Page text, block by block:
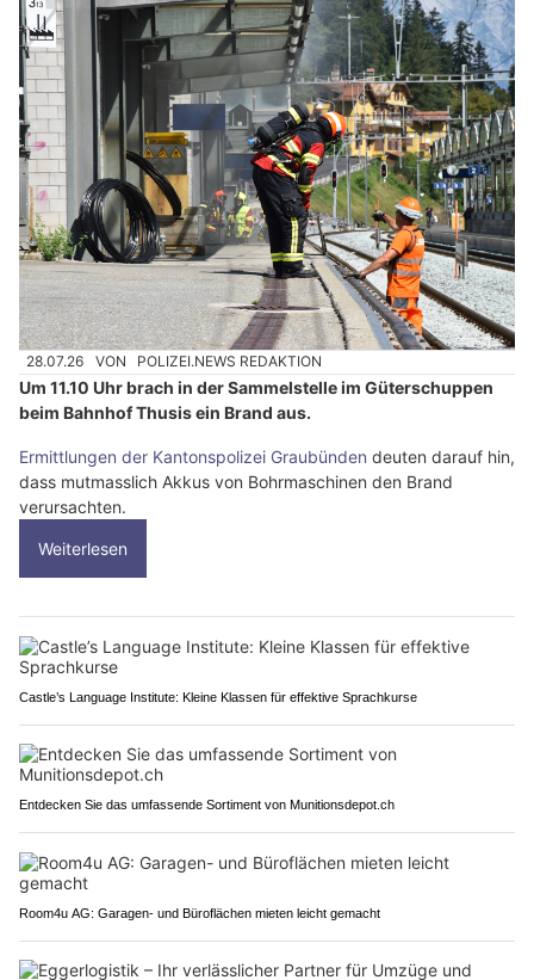
28.07.26 VON POLIZEI.NEWS REDAKTION
Um 11.10 Uhr brach in der Sammelstelle im Güterschuppen
beim Bahnhof Thusis ein Brand aus.
Ermittlungen der Kantonspolizei Graubünden deuten darauf hin,
dass mutmasslich Akkus von Bohrmaschinen den Brand
verursachten.
Weiterlesen
Castle’s Language Institute: Kleine Klassen für effektive Sprachkurse
Entdecken Sie das umfassende Sortiment von Munitionsdepot.ch
Room4u AG: Garagen- und Büroflächen mieten leicht gemacht